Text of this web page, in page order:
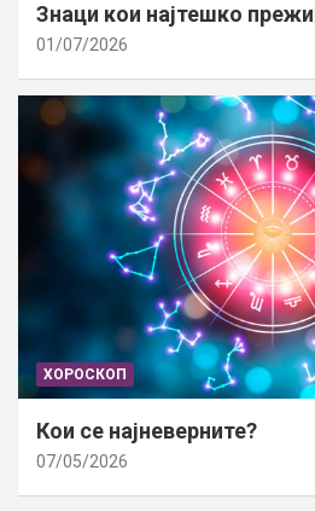
Знаци кои најтешко
01/07/2026
ХОРОСКОП
Кои се најневерните?
07/05/2026